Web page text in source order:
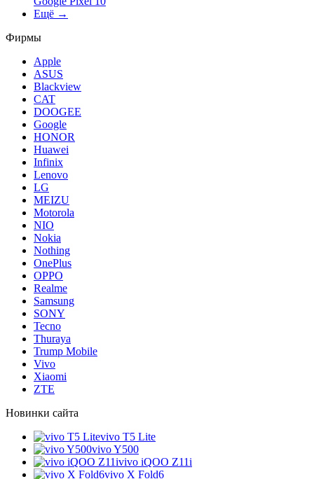
Ещё →
Фирмы
Apple
ASUS
Blackview
CAT
DOOGEE
Google
HONOR
Huawei
Infinix
Lenovo
LG
MEIZU
Motorola
NIO
Nokia
Nothing
OnePlus
OPPO
Realme
Samsung
SONY
Tecno
Thuraya
Trump Mobile
Vivo
Xiaomi
ZTE
Новинки сайта
vivo T5 Lite
vivo Y500
vivo iQOO Z11i
vivo X Fold6